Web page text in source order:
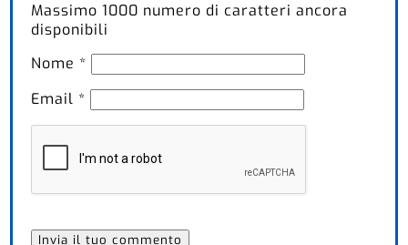
Massimo1000 numero di caratteri ancora
disponibili
Nome *
Email *